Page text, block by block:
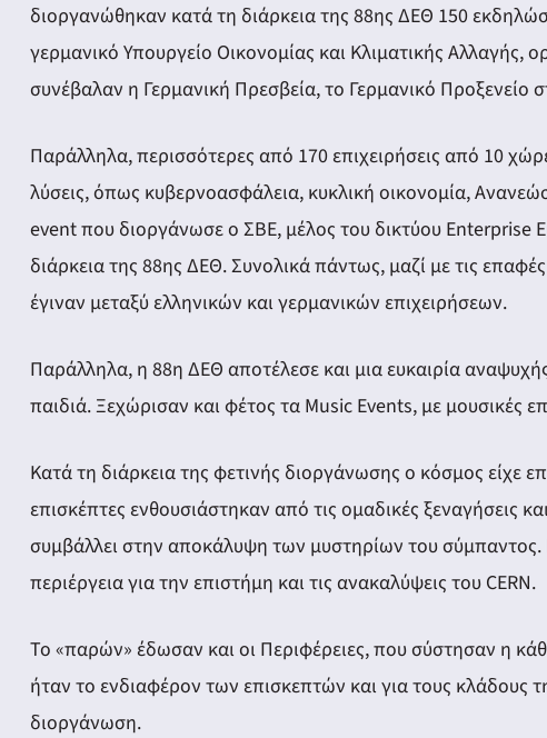
διοργανώθηκαν κατά τη διάρκεια της 88ης ΔΕΘ 150
γερμανικό Υπουργείο Οικονομίας και Κλιματικής
συνέβαλαν η Γερμανική Πρεσβεία, το Γερμανικό Προξενείο
Παράλληλα, περισσότερες από 170 επιχειρήσεις από 10
λύσεις, όπως κυβερνοασφάλεια, κυκλική οικονομία,
event που διοργάνωσε ο ΣΒΕ, μέλος του δικτύου Enterprise
διάρκεια της 88ης ΔΕΘ. Συνολικά πάντως, μαζί με τις
έγιναν μεταξύ ελληνικών και γερμανικών επιχειρήσεων.
Παράλληλα, η 88η ΔΕΘ αποτέλεσε και μια ευκαιρία
παιδιά. Ξεχώρισαν και φέτος τα Music Events, με μουσικές
Κατά τη διάρκεια της φετινής διοργάνωσης ο κόσμος είχε
επισκέπτες ενθουσιάστηκαν από τις ομαδικές ξεναγήσεις
συμβάλλει στην αποκάλυψη των μυστηρίων του σύμπαντος.
περιέργεια για την επιστήμη και τις ανακαλύψεις του CERN.
Το «παρών» έδωσαν και οι Περιφέρειες, που σύστησαν η
ήταν το ενδιαφέρον των επισκεπτών και για τους κλάδους
διοργάνωση.